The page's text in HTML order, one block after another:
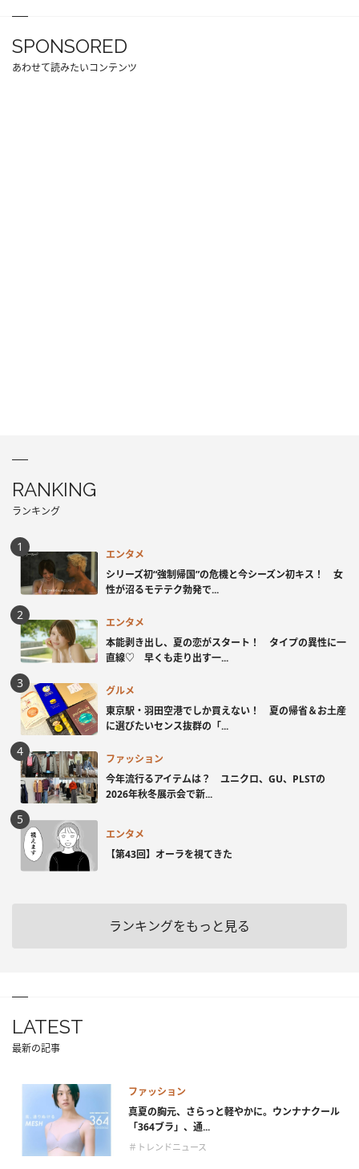
SPONSORED
あわせて読みたいコンテンツ
RANKING
ランキング
エンタメ
シリーズ初“強制帰国”の危機と今シーズン初キス！ 女
性が沼るモテテク勃発で...
エンタメ
本能剥き出し、夏の恋がスタート！ タイプの異性に一
直線♡ 早くも走り出す一...
グルメ
東京駅・羽田空港でしか買えない！ 夏の帰省＆お土産
に選びたいセンス抜群の「...
ファッション
今年流行るアイテムは？ ユニクロ、GU、PLSTの
2026年秋冬展示会で新...
エンタメ
【第43回】オーラを視てきた
ランキングをもっと見る
LATEST
最新の記事
ファッション
真夏の胸元、さらっと軽やかに。ウンナナクール
「364ブラ」、通...
＃トレンドニュース